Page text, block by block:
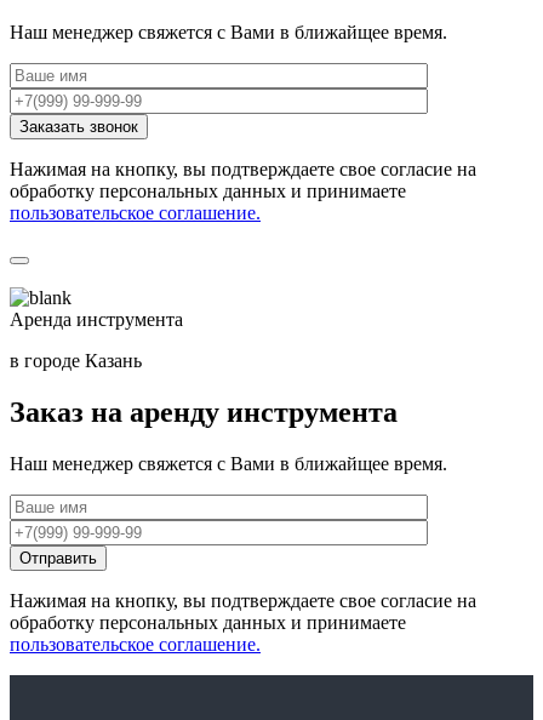
Наш менеджер свяжется с Вами в ближайщее время.
Нажимая на кнопку, вы подтверждаете свое согласие на
обработку персональных данных и принимаете
пользовательское соглашение.
Аренда инструмента
в городе Казань
Заказ на аренду инструмента
Наш менеджер свяжется с Вами в ближайщее время.
Нажимая на кнопку, вы подтверждаете свое согласие на
обработку персональных данных и принимаете
пользовательское соглашение.